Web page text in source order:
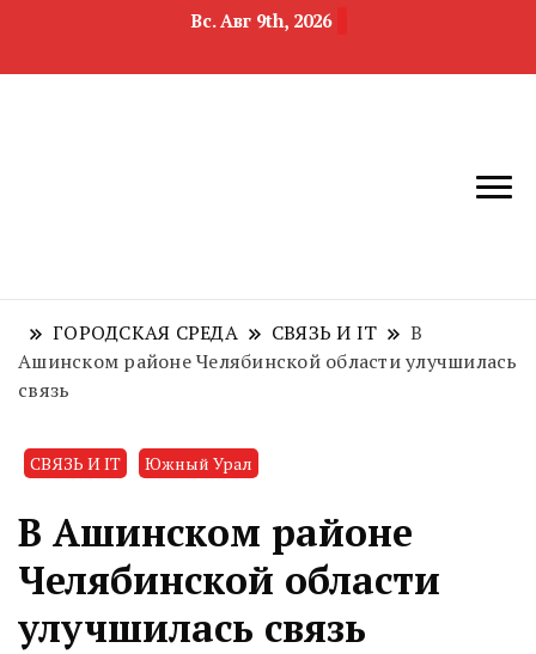
Вс. Авг 9th, 2026
область
недвижимости
ГОРОДСКАЯ СРЕДА СВЯЗЬ И IT
В
Ашинском районе Челябинской области улучшилась
связь
СВЯЗЬ И IT Южный Урал
В Ашинском районе
Челябинской области
улучшилась связь